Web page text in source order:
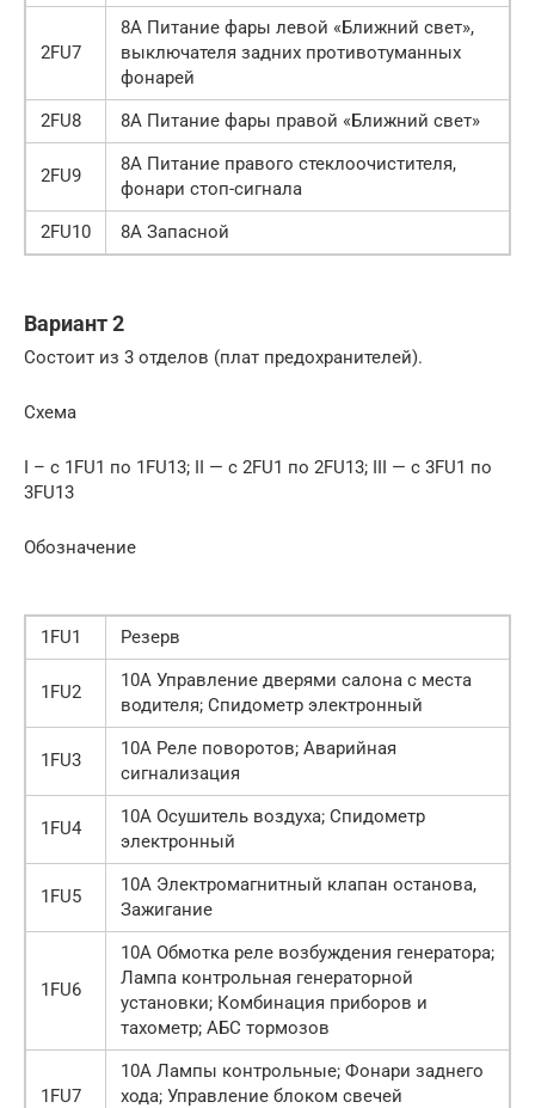
2FU7
8А Питание фары левой «Ближний свет»,
выключателя задних противотуманных
фонарей
2FU8
8А Питание фары правой «Ближний свет»
2FU9
8А Питание правого стеклоочистителя,
фонари стоп-сигнала
2FU10
8А Запасной
Вариант 2
Состоит из 3 отделов (плат предохранителей).
Схема
I – с 1FU1 по 1FU13; II — с 2FU1 по 2FU13; III — с 3FU1 по
3FU13
Обозначение
1FU1 Резерв
1FU2
10А Управление дверями салона с места
водителя; Спидометр электронный
1FU3
10А Реле поворотов; Аварийная
сигнализация
1FU4
10А Осушитель воздуха; Спидометр
электронный
1FU5
10А Электромагнитный клапан останова,
Зажигание
1FU6
10А Обмотка реле возбуждения генератора;
Лампа контрольная генераторной
установки; Комбинация приборов и
тахометр; АБС тормозов
1FU7
10А Лампы контрольные; Фонари заднего
хода; Управление блоком свечей